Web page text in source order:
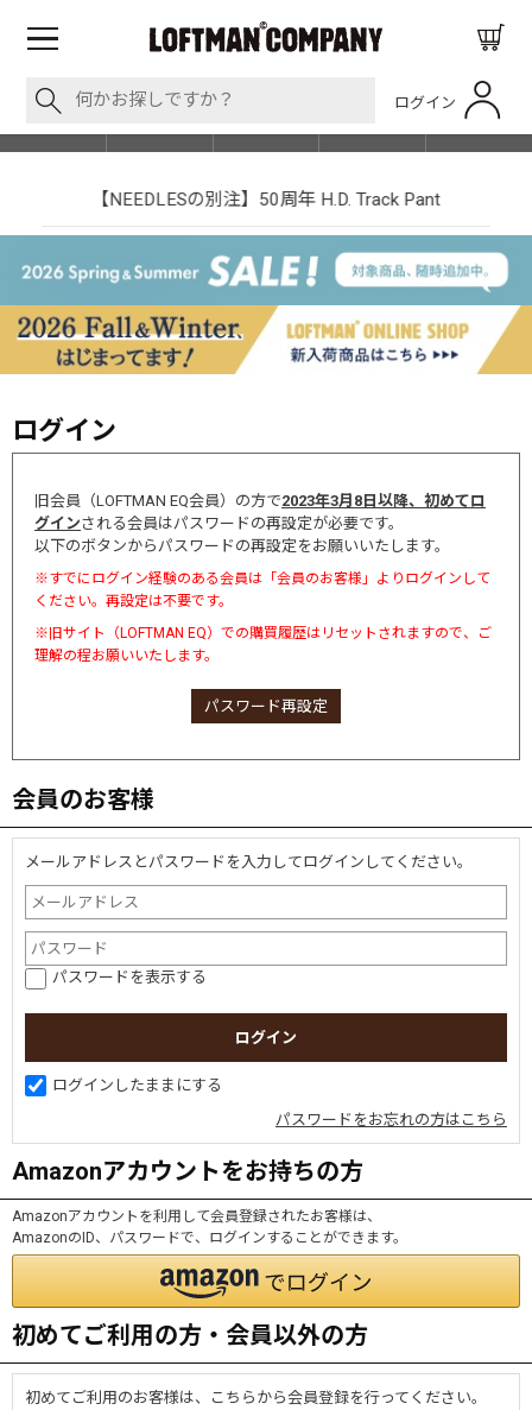
ログイン
SHOP LIST
【NEEDLESの別注】50周年 H.D. Track Pant
ログイン
旧会員（LOFTMAN EQ会員）の方で2023年3月8日以降、初めてロ
グインされる会員はパスワードの再設定が必要です。
以下のボタンからパスワードの再設定をお願いいたします。
※すでにログイン経験のある会員は「会員のお客様」よりログインして
ください。再設定は不要です。
※旧サイト（LOFTMAN EQ）での購買履歴はリセットされますので、ご
理解の程お願いいたします。
パスワード再設定
会員のお客様
メールアドレスとパスワードを入力してログインしてください。
パスワードを表示する
ログインしたままにする
パスワードをお忘れの方はこちら
Amazonアカウントをお持ちの方
Amazonアカウントを利用して会員登録されたお客様は、
AmazonのID、パスワードで、ログインすることができます。
初めてご利用の方・会員以外の方
初めてご利用のお客様は、こちらから会員登録を行ってください。